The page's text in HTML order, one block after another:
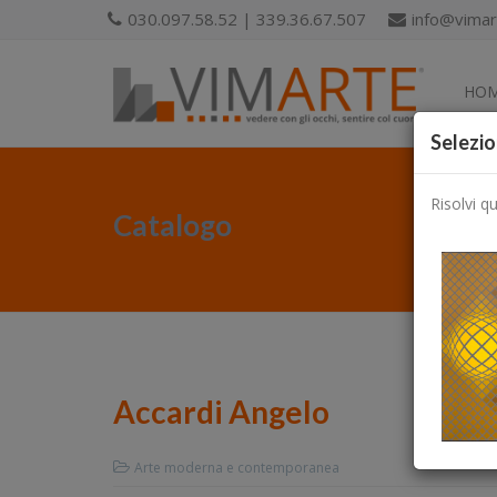
030.097.58.52 | 339.36.67.507
Catalogo
Accardi Angelo
Arte moderna e contemporanea
Risolvi